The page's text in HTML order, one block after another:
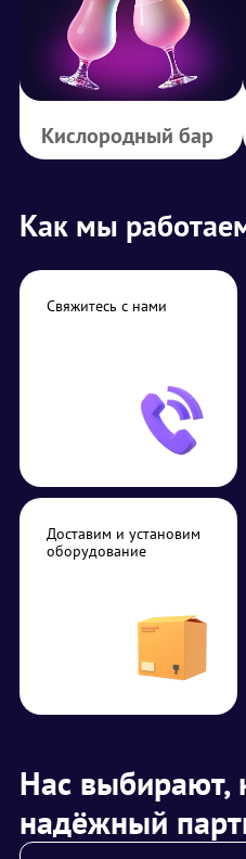
Кислородный бар
Как мы
Свяжитесь с нами
Доставим и установим
оборудование
Нас выбирают,
надёжный